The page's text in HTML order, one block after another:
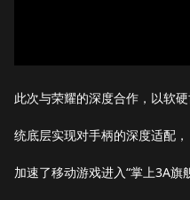
此次与荣耀的深度合作，以软
统底层实现对手柄的深度适配，
加速了移动游戏进入“掌上3A旗